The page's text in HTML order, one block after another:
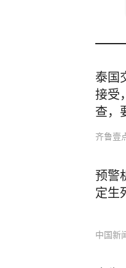
泰国
接受
查，
齐鲁壹
预警
定生
中国新